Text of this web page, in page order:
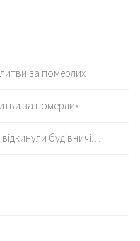
за померлих
за померлих
будівничі…